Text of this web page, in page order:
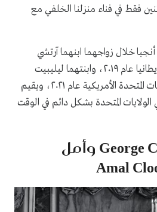
فقط في فناء منزلنا الخلفي مع
خلال زواجهما ابنهما آرتشي
هاريسون، والذي ولد في بريطانيا عام ٢٠١٩، وابنتهما ليليبيت
ديانا، والتي ولدت في الولايات المتحدة الأمريكية عام ٢٠٢١، ويقيم
الولايات المتحدة بشكل دائم في الوقت
جورج George Clooney وأمل